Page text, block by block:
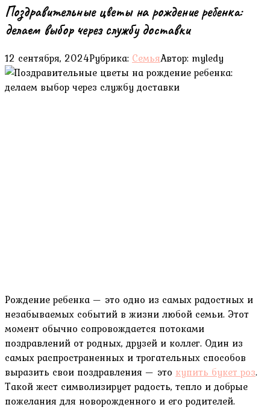
Поздравительные цветы на рождение ребенка:
делаем выбор через службу доставки
12 сентября, 2024Рубрика: СемьяАвтор: myledy
Рождение ребенка — это одно из самых радостных и
незабываемых событий в жизни любой семьи. Этот
момент обычно сопровождается потоками
поздравлений от родных, друзей и коллег. Один из
самых распространенных и трогательных способов
выразить свои поздравления — это купить букет роз.
Такой жест символизирует радость, тепло и добрые
пожелания для новорожденного и его родителей.